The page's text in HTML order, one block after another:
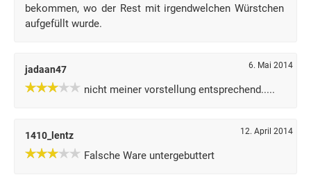
bekommen, wo der Rest mit irgendwelchen Würstchen
aufgefüllt wurde.
jadaan47 6. Mai 2014
nicht meiner vorstellung entsprechend.....
1410_lentz 12. April 2014
Falsche Ware untergebuttert